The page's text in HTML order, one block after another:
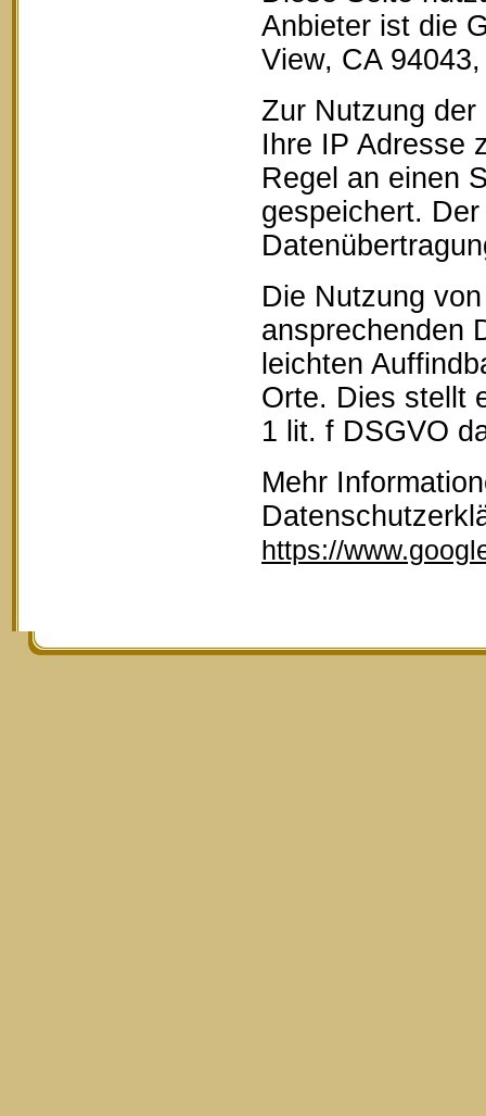
Anbieter ist die
View, CA
Zur Nutzung
Ihre IP Adresse
Regel an einen
gespeichert.
Die Nutzung
ansprechenden
leichten
Orte. Dies stellt
1 lit. f DSGVO
Mehr
https://